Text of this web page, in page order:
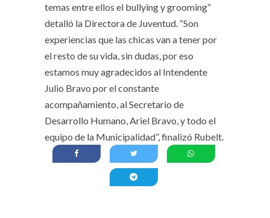
temas entre ellos el bullying y grooming”
detalló la Directora de Juventud. “Son
experiencias que las chicas van a tener por
el resto de su vida, sin dudas, por eso
estamos muy agradecidos al Intendente
Julio Bravo por el constante
acompañamiento, al Secretario de
Desarrollo Humano, Ariel Bravo, y todo el
equipo de la Municipalidad”, finalizó Rubelt.